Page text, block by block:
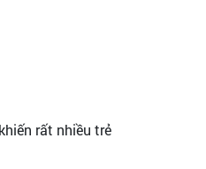
rất nhiều trẻ